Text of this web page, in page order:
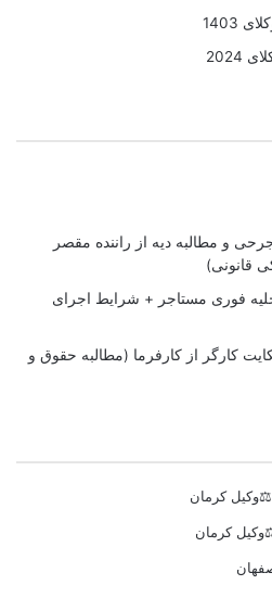
و مطالبه دیه از راننده مقصر
فوری مستاجر + شرایط اجرای
کارگر از کارفرما (مطالبه حقوق و
کرمان
کرمان